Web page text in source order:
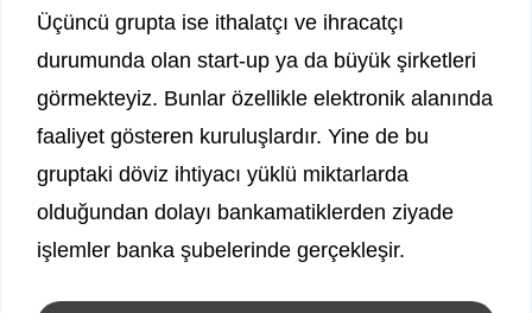
Üçüncü grupta ise ithalatçı ve ihracatçı
durumunda olan start-up ya da büyük şirketleri
görmekteyiz. Bunlar özellikle elektronik alanında
faaliyet gösteren kuruluşlardır. Yine de bu
gruptaki döviz ihtiyacı yüklü miktarlarda
olduğundan dolayı bankamatiklerden ziyade
işlemler banka şubelerinde gerçekleşir.